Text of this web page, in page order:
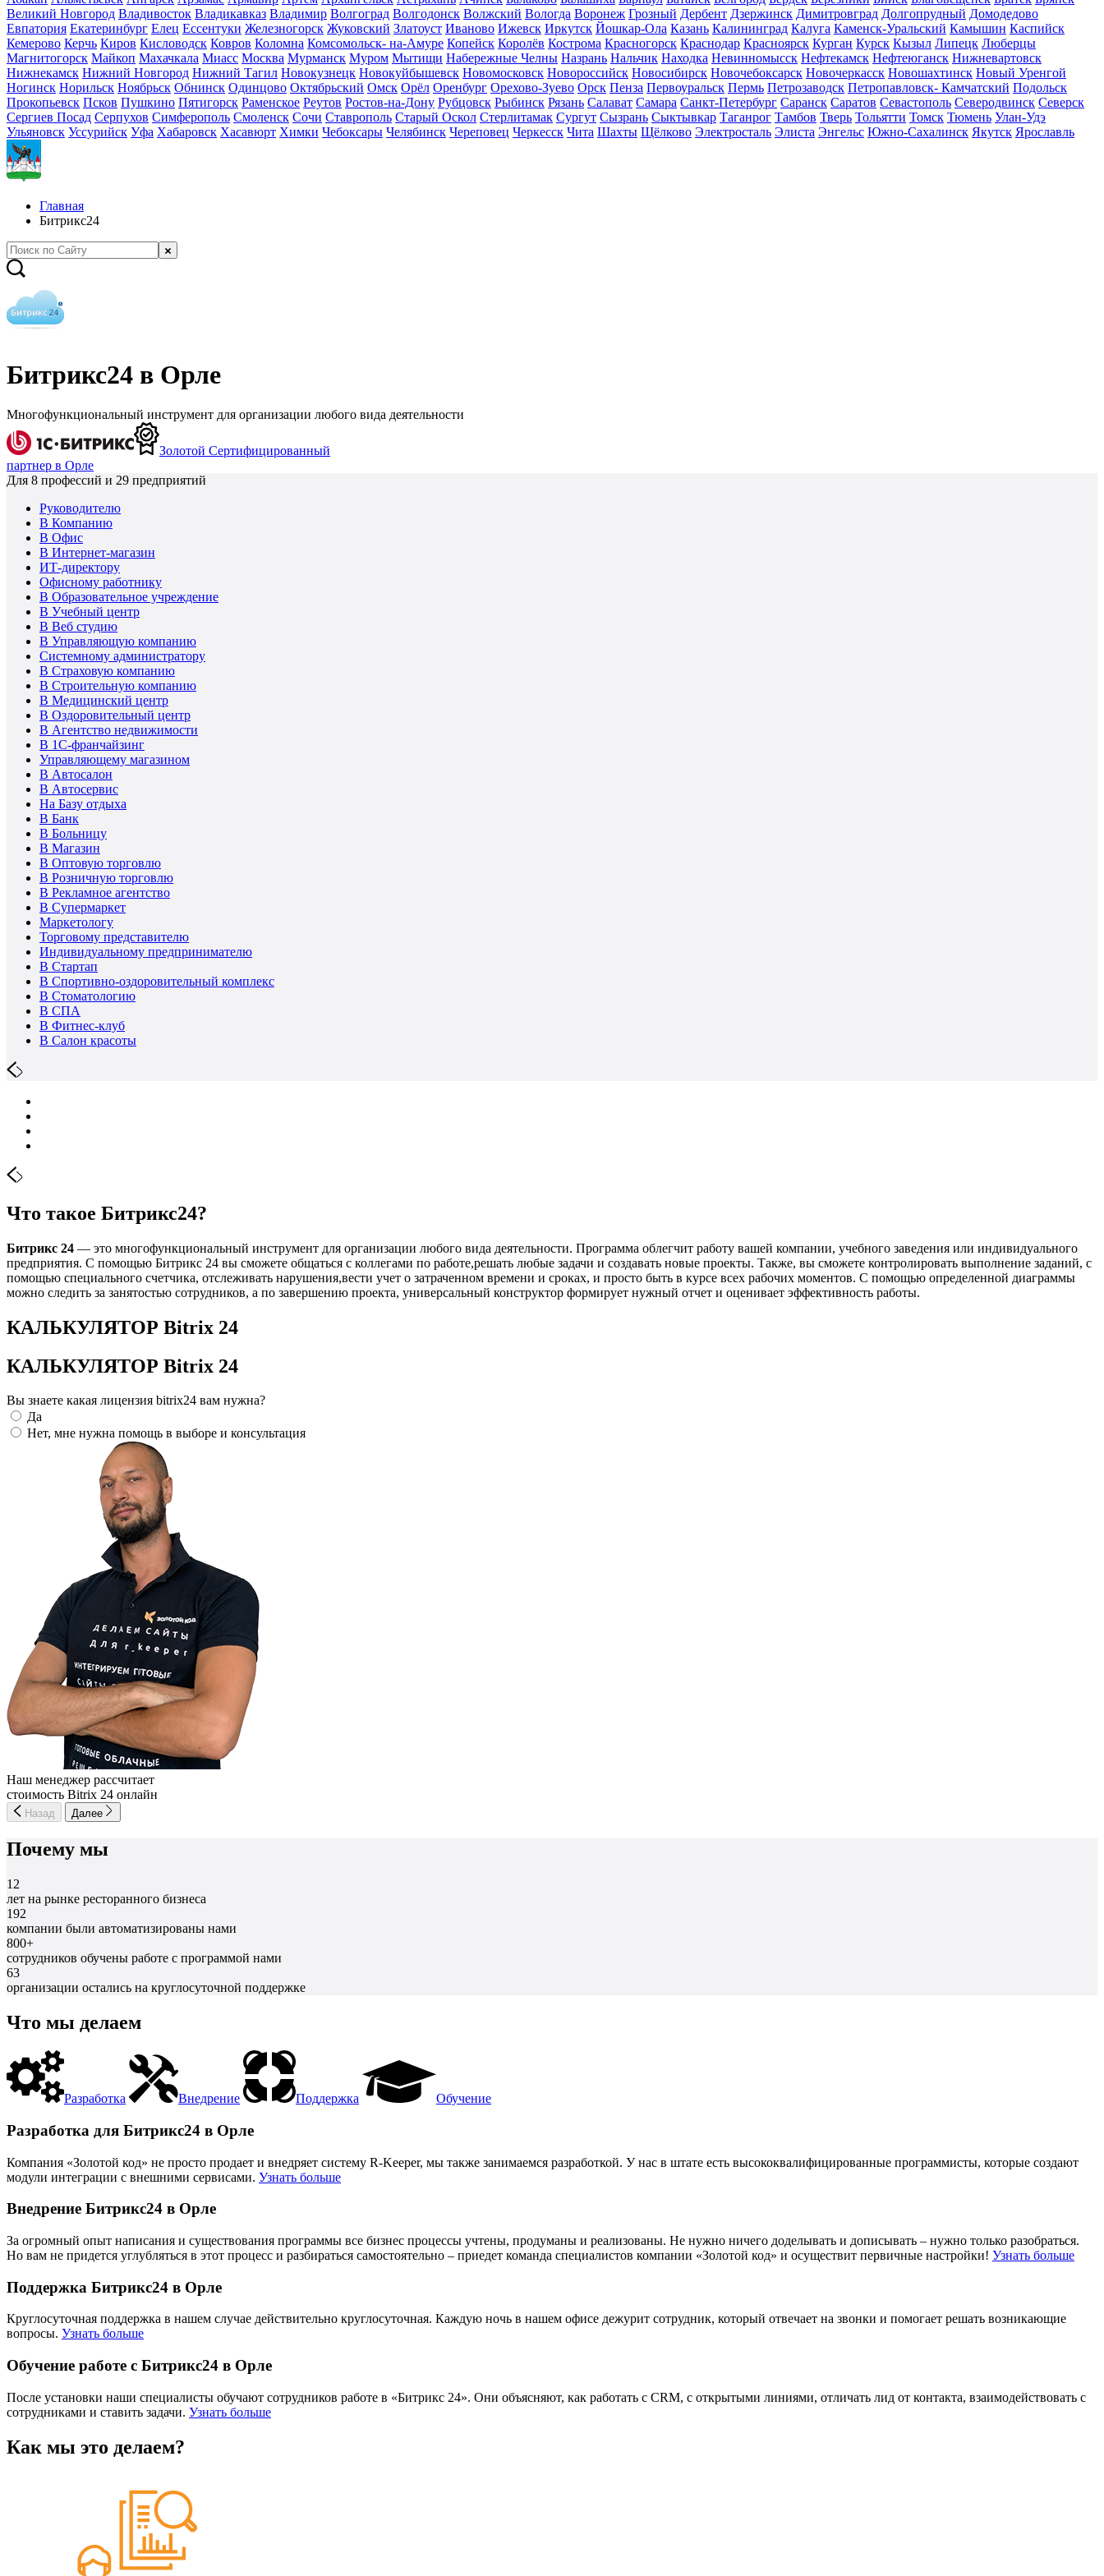
Великий Новгород Владивосток Владикавказ Владимир Волгоград Волгодонск Волжский Вологда Воронеж Грозный Дербент Дзержинск Димитровград Долгопрудный Домодедово
Евпатория Екатеринбург Елец Ессентуки Железногорск Жуковский Златоуст Иваново Ижевск Иркутск Йошкар-Ола Казань Калининград Калуга Каменск-Уральский Камышин Каспийск
Кемерово Керчь Киров Кисловодск Ковров Коломна Комсомольск- на-Амуре Копейск Королёв Кострома Красногорск Краснодар Красноярск Курган Курск Кызыл Липецк Люберцы
Магнитогорск Майкоп Махачкала Миасс Москва Мурманск Муром Мытищи Набережные Челны Назрань Нальчик Находка Невинномысск Нефтекамск Нефтеюганск Нижневартовск
Нижнекамск Нижний Новгород Нижний Тагил Новокузнецк Новокуйбышевск Новомосковск Новороссийск Новосибирск Новочебоксарск Новочеркасск Новошахтинск Новый Уренгой
Ногинск Норильск Ноябрьск Обнинск Одинцово Октябрьский Омск Орёл Оренбург Орехово-Зуево Орск Пенза Первоуральск Пермь Петрозаводск Петропавловск- Камчатский Подольск
Прокопьевск Псков Пушкино Пятигорск Раменское Реутов Ростов-на-Дону Рубцовск Рыбинск Рязань Салават Самара Санкт-Петербург Саранск Саратов Севастополь Северодвинск Северск
Сергиев Посад Серпухов Симферополь Смоленск Сочи Ставрополь Старый Оскол Стерлитамак Сургут Сызрань Сыктывкар Таганрог Тамбов Тверь Тольятти Томск Тюмень Улан-Удэ
Ульяновск Уссурийск Уфа Хабаровск Хасавюрт Химки Чебоксары Челябинск Череповец Черкесск Чита Шахты Щёлково Электросталь Элиста Энгельс Южно-Сахалинск Якутск Ярославль
Главная
Битрикс24
Битрикс24 в Орле
Многофункциональный инструмент для организации любого вида деятельности
Золотой Сертифицированный
партнер в Орле
Для 8 профессий и 29 предприятий
Руководителю
В Компанию
В Офис
В Интернет-магазин
ИТ-директору
Офисному работнику
В Образовательное учреждение
В Учебный центр
В Веб студию
В Управляющую компанию
Системному администратору
В Страховую компанию
В Строительную компанию
В Медицинский центр
В Оздоровительный центр
В Агентство недвижимости
В 1С-франчайзинг
Управляющему магазином
В Автосалон
В Автосервис
На Базу отдыха
В Банк
В Больницу
В Магазин
В Оптовую торговлю
В Розничную торговлю
В Рекламное агентство
В Супермаркет
Маркетологу
Торговому представителю
Индивидуальному предпринимателю
В Стартап
В Спортивно-оздоровительный комплекс
В Стоматологию
В СПА
В Фитнес-клуб
В Салон красоты
Что такое Битрикс24?
Битрикс 24 — это многофункциональный инструмент для организации любого вида деятельности. Программа облегчит работу вашей компании, учебного заведения или индивидуального
предприятия. С помощью Битрикс 24 вы сможете общаться с коллегами по работе,решать любые задачи и создавать новые проекты. Также, вы сможете контролировать выполнение заданий, с
помощью специального счетчика, отслеживать нарушения,вести учет о затраченном времени и сроках, и просто быть в курсе всех рабочих моментов. С помощью определенной диаграммы
можно следить за занятостью сотрудников, а по завершению проекта, универсальный конструктор формирует нужный отчет и оценивает эффективность работы.
КАЛЬКУЛЯТОР Bitrix 24
КАЛЬКУЛЯТОР Bitrix 24
Вы знаете какая лицензия bitrix24 вам нужна?
Да
Нет, мне нужна помощь в выборе и консультация
Наш менеджер рассчитает
стоимость Bitrix 24 онлайн
Назад Далее
Почему мы
12
лет на рынке ресторанного бизнеса
192
компании были автоматизированы нами
800+
сотрудников обучены работе с программой нами
63
организации остались на круглосуточной поддержке
Что мы делаем
Разработка Внедрение Поддержка Обучение
Разработка для Битрикс24 в Орле
Компания «Золотой код» не просто продает и внедряет систему R-Keeper, мы также занимаемся разработкой. У нас в штате есть высококвалифицированные программисты, которые создают
модули интеграции с внешними сервисами. Узнать больше
Внедрение Битрикс24 в Орле
За огромный опыт написания и существования программы все бизнес процессы учтены, продуманы и реализованы. Не нужно ничего доделывать и дописывать – нужно только разобраться.
Но вам не придется углубляться в этот процесс и разбираться самостоятельно – приедет команда специалистов компании «Золотой код» и осуществит первичные настройки! Узнать больше
Поддержка Битрикс24 в Орле
Круглосуточная поддержка в нашем случае действительно круглосуточная. Каждую ночь в нашем офисе дежурит сотрудник, который отвечает на звонки и помогает решать возникающие
вопросы. Узнать больше
Обучение работе с Битрикс24 в Орле
После установки наши специалисты обучают сотрудников работе в «Битрикс 24». Они объясняют, как работать с CRM, с открытыми линиями, отличать лид от контакта, взаимодействовать с
сотрудниками и ставить задачи. Узнать больше
Как мы это делаем?